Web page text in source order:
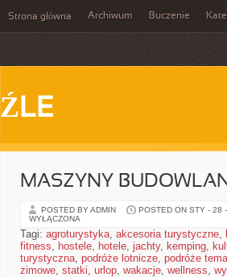
Strona główna Archiwum Buczenie
ŹLE
MASZYNY
POSTED BY ADMIN POSTED ON STY - 28
WYŁĄCZONA
Tagi: agroturystyka, akcesoria turystyczne,
fitness, hostele, hotele, jachty, kemping,
turystyczna, podróże lotnicze, podróże
zimowe, statki, urlop, wakacje, wellness,